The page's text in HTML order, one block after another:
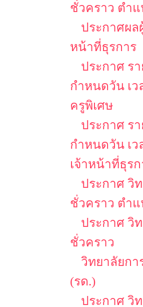
ชั่วคราว ตำ
ประกาศผล
หน้าที่ธุรการ
ประกาศ ร
กำหนดวัน เ
ครูพิเศษ
ประกาศ ร
กำหนดวัน เ
เจ้าหน้าที่ธุร
ประกาศ วิ
ชั่วคราว ตำ
ประกาศ วิ
ชั่วคราว
วิทยาลัยก
(รด.)
ประกาศ วิ